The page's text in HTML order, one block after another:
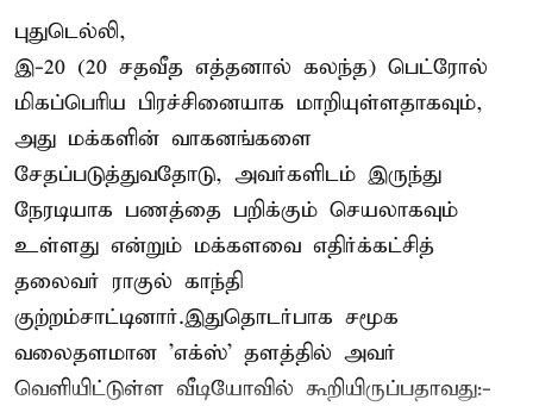
புதுடெல்லி,
இ-20 (20 சதவீத எத்தனால் கலந்த) பெட்ரோல்
மிகப்பெரிய பிரச்சினையாக மாறியுள்ளதாகவும்,
அது மக்களின் வாகனங்களை
சேதப்படுத்துவதோடு, அவர்களிடம் இருந்து
நேரடியாக பணத்தை பறிக்கும் செயலாகவும்
உள்ளது என்றும் மக்களவை எதிர்க்கட்சித்
தலைவர் ராகுல் காந்தி
குற்றம்சாட்டினார்.இதுதொடர்பாக சமூக
வலைதளமான 'எக்ஸ்' தளத்தில் அவர்
வெளியிட்டுள்ள வீடியோவில் கூறியிருப்பதாவது:-